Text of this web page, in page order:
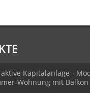
Kapitalanlage -
Wohnung mit Balkon